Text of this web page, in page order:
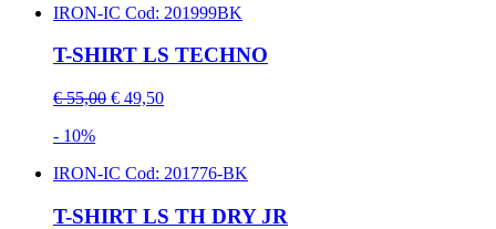
IRON-IC Cod: 201999BK
T-SHIRT LS TECHNO
€ 55,00 € 49,50
- 10%
IRON-IC Cod: 201776-BK
T-SHIRT LS TH DRY JR